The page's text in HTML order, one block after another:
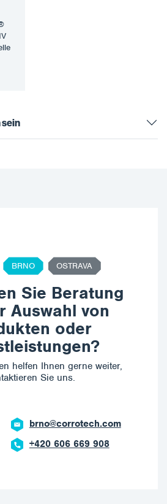
sein
BRNO OSTRAVA
Sie Beratung
Auswahl von
oder
helfen Ihnen gerne weiter,
Sie uns.
brno@corrotech.com
+420 606 669 908